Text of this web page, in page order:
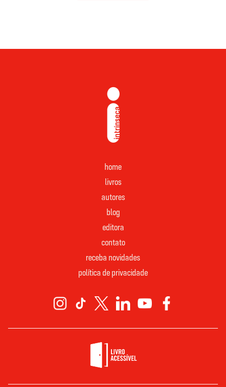
home
livros
autores
blog
editora
contato
receba novidades
política de privacidade